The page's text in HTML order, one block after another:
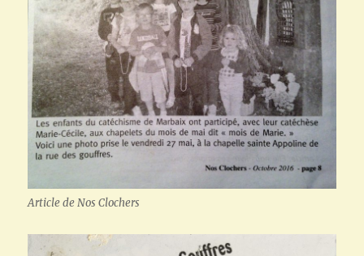
Article de Nos Clochers